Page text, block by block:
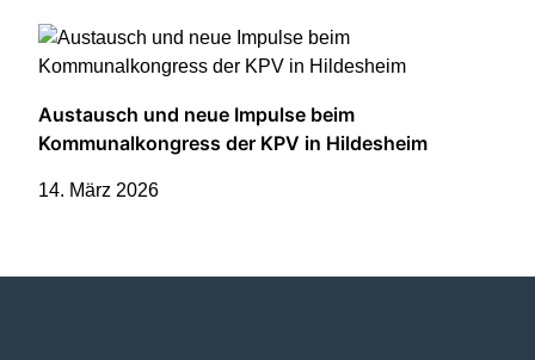
Vorstand
Willkommen bei der
Frauen Union!
Austausch und neue Impulse beim
Kommunalkongress der KPV in Hildesheim
14. März 2026